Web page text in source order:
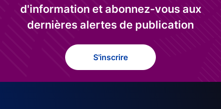
d'information et abonnez-vous aux
dernières alertes de publication
S'inscrire